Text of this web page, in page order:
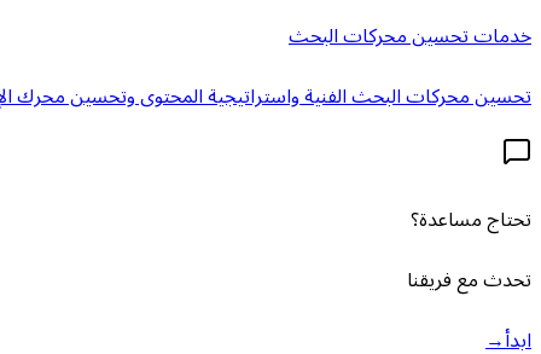
خدمات تحسين محركات البحث
تحسين محركات البحث الفنية واستراتيجية المحتوى وتحسين محرك
تحتاج مساعدة؟
تحدث مع فريقنا
ابدأ→